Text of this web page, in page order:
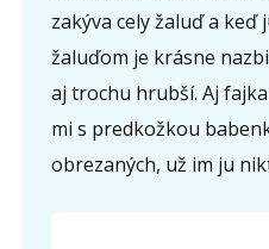
zakýva cely žaluď a keď
žaluďom je krásne
aj trochu hrubší. Aj
mi s predkožkou
obrezaných, už im ju